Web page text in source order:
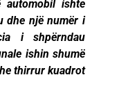
ishte
dhe një numër i
i shpërndau
ishin shumë
thirrur kuadrot